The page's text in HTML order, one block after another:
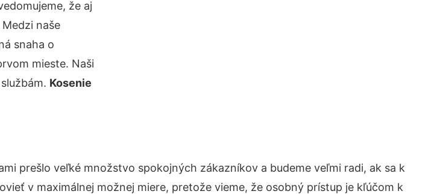
že aj
naše
snaha o
mieste. Naši
Kosenie
prešlo veľké množstvo spokojných zákazníkov a budeme veľmi radi, ak sa k
v maximálnej možnej miere, pretože vieme, že osobný prístup je kľúčom k